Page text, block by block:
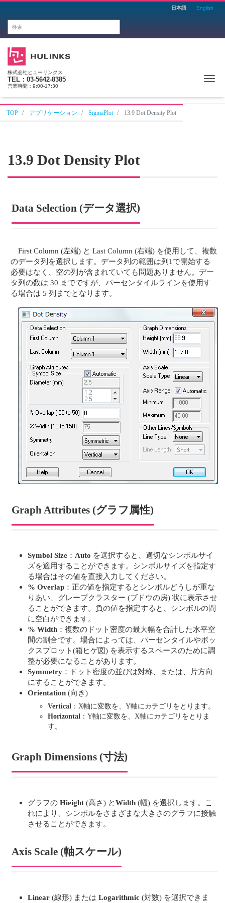
日本語 English
株式会社ヒューリンクス
TEL：03-5642-8385
営業時間：9:00-17:30
TOP アプリケーション SigmaPlot 13.9 Dot Density Plot
13.9 Dot Density Plot
Data Selection (データ選択)
First Column (左端) と Last Column (右端) を使用して、複数
のデータ列を選択します。データ列の範囲は列1で開始する
必要はなく、空の列が含まれていても問題ありません。デー
タ列の数は 30 までですが、パーセンタイルラインを使用す
る場合は 5 列までとなります。
Graph Attributes (グラフ属性)
Symbol Size ： Auto を選択すると、適切なシンボルサイ
ズを適用することができます。シンボルサイズを指定す
る場合はその値を直接入力してください。
% Overlap ：正の値を指定するとシンボルどうしが重な
りあい、グレープクラスター (ブドウの房) 状に表示させ
ることができます。負の値を指定すると、シンボルの間
に空白ができます。
% Width ：複数のドット密度の最大幅を合計した水平空
間の割合です。場合によっては、パーセンタイルやボッ
クスプロット(箱ヒゲ図) を表示するスペースのために調
整が必要になることがあります。
Symmetry ：ドット密度の並びは対称、または、片方向
にすることができます。
Orientation (向き)
Vertical ：X軸に変数を、Y軸にカテゴリをとります。
Horizontal ：Y軸に変数を、X軸にカテゴリをとりま
す。
Graph Dimensions (寸法)
グラフの Hieight (高さ) とWidth (幅) を選択します。こ
れにより、シンボルをさまざまな大きさのグラフに接触
させることができます。
Axis Scale (軸スケール)
Linear (線形) または Logarithmic (対数) を選択できま